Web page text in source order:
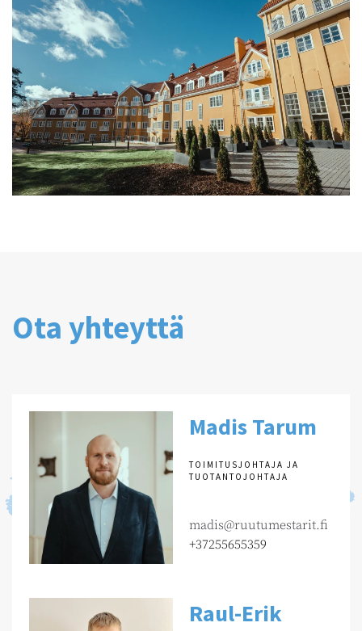
Ota yhteyttä
Madis Tarum
TOIMITUSJOHTAJA JA
TUOTANTOJOHTAJA
madis@ruutumestarit.fi
+37255655359
Raul-Erik